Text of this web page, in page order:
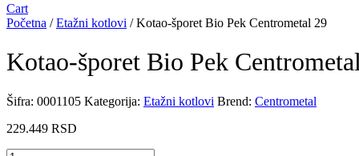
Cart
Početna /Etažni kotlovi / Kotao-šporet Bio Pek Centrometal 29
Kotao-šporet Bio Pek
Šifra: 0001105 Kategorija: Etažni kotlovi Brend: Centrometal
229.449 RSD